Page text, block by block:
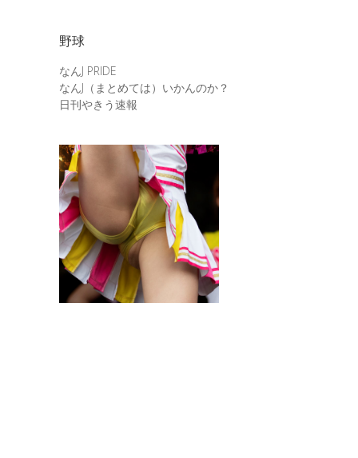
野球
なんJ PRIDE
なんJ（まとめては）いかんのか？
日刊やきう速報